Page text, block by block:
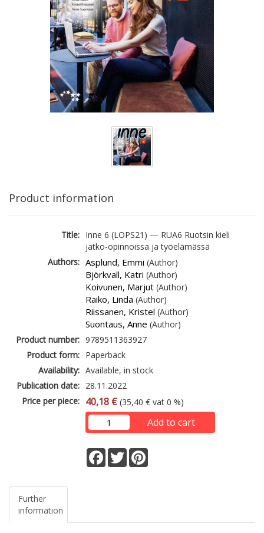
Product information
Title: Inne 6 (LOPS21) — RUA6 Ruotsin kieli
jatko-opinnoissa ja työelämässä
Authors: Asplund, Emmi (Author)
Björkvall, Katri (Author)
Koivunen, Marjut (Author)
Raiko, Linda (Author)
Riissanen, Kristel (Author)
Suontaus, Anne (Author)
Product number: 9789511363927
Product form: Paperback
Availability: Available, in stock
Publication date: 28.11.2022
Price per piece: 40,18 € (35,40 € vat 0 %)
Add to cart
Facebook
Twitter
Further
information